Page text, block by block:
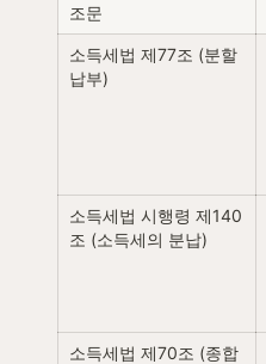
조문
소득세법 제77조 (분할
납부)
소득세법 시행령 제140
조 (소득세의 분납)
소득세법 제70조 (종합